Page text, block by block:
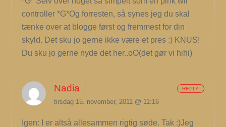
controller *G*Og forresten, så synes jeg du skal
tænke over at blogge først og fremmest for din
skyld. Det sku jo gerne ikke være et pres :) KNUS!
Du sku jo gerne nyde det her..oO(det gør vi hihi)
Nadia
tirsdag 15. november, 2011 @ 11:16
Igen: I er altså allesammen rigtig søde. Tak :)Jeg
REPLY